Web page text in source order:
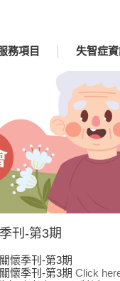
務項目 失智症
刊-第3期
懷季刊-第3期
懷季刊-第3期 Click